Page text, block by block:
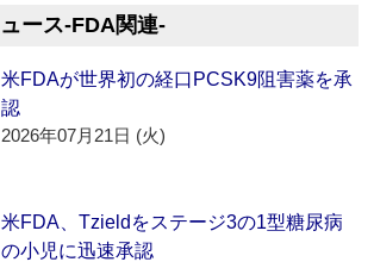
ース‐FDA関連‐
米FDAが世界初の経口PCSK9阻害薬を承
認
2026年07月21日 (火)
米FDA、Tzieldをステージ3の1型糖尿病
の小児に迅速承認